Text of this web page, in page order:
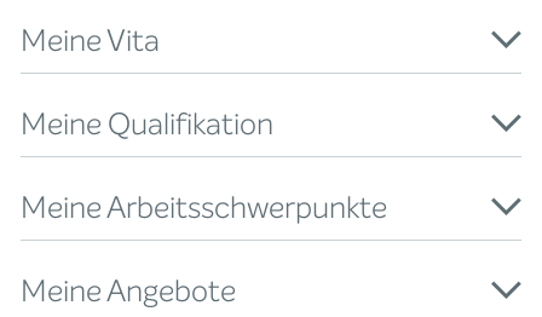
Meine Vita
Meine Qualifikation
Meine Arbeitsschwerpunkte
Meine Angebote